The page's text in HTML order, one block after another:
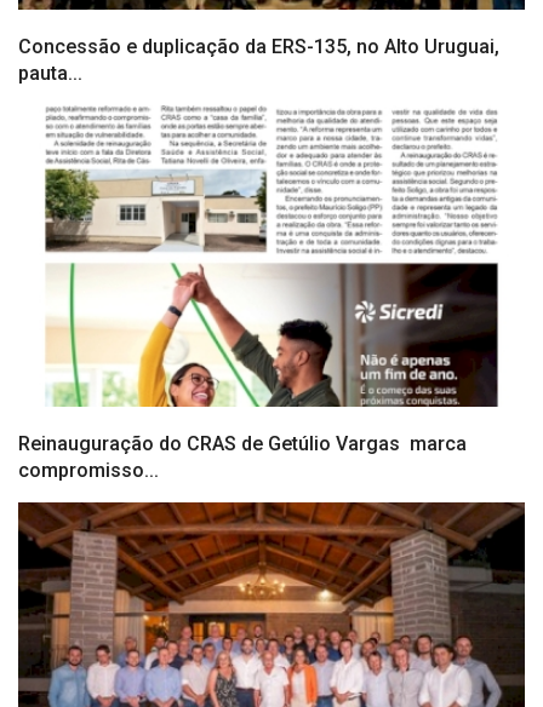
Concessão e duplicação da ERS-135, no Alto Uruguai,
pauta...
Reinauguração do CRAS de Getúlio Vargas marca
compromisso...